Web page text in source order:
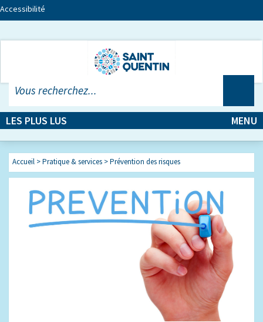
Accessibilité
LES PLUS LUS MENU
Accueil >Pratique & services >Prévention des risques